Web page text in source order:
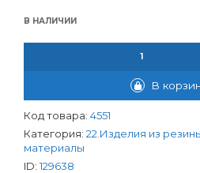
В НАЛИЧИИ
В
Код товара: 4551
Категория: 22.Изделия из
материалы
ID: 129638